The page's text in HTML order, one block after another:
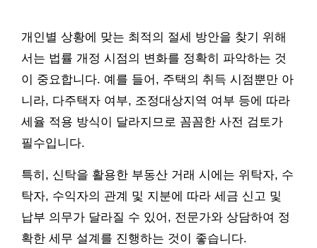
개인별 상황에 맞는 최적의 절세 방안을 찾기 위해
서는 법률 개정 시점의 변화를 정확히 파악하는 것
이 중요합니다. 예를 들어, 주택의 취득 시점뿐만 아
니라, 다주택자 여부, 조정대상지역 여부 등에 따라
세율 적용 방식이 달라지므로 꼼꼼한 사전 검토가
필수입니다.
특히, 신탁을 활용한 부동산 거래 시에는 위탁자, 수
탁자, 수익자의 관계 및 지분에 따라 세금 신고 및
납부 의무가 달라질 수 있어, 전문가와 상담하여 정
확한 세무 설계를 진행하는 것이 좋습니다.